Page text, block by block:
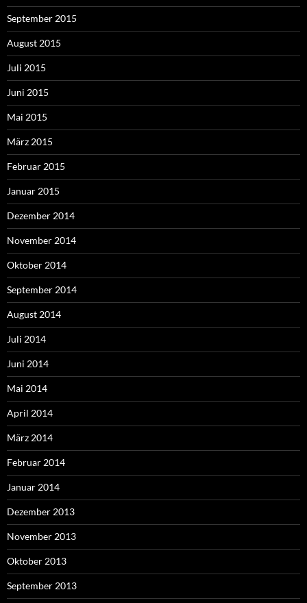
September 2015
August 2015
Juli 2015
Juni 2015
Mai 2015
März 2015
Februar 2015
Januar 2015
Dezember 2014
November 2014
Oktober 2014
September 2014
August 2014
Juli 2014
Juni 2014
Mai 2014
April 2014
März 2014
Februar 2014
Januar 2014
Dezember 2013
November 2013
Oktober 2013
September 2013